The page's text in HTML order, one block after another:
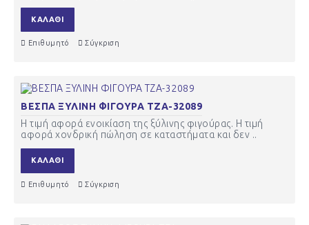
ΚΑΛΆΘΙ
Επιθυμητό Σύγκριση
ΒΕΣΠΑ ΞΥΛΙΝΗ ΦΙΓΟΥΡΑ ΤΖΑ-32089
Η τιμή αφορά ενοικίαση της ξύλινης φιγούρας. Η τιμή
αφορά χονδρική πώληση σε καταστήματα και δεν ..
ΚΑΛΆΘΙ
Επιθυμητό Σύγκριση